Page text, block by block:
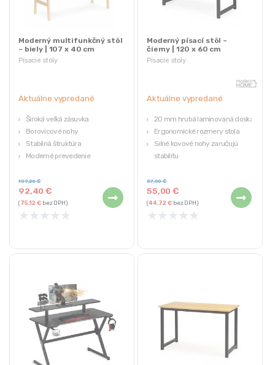
Písacie stoly
Moderný multifunkčný stôl
– biely | 107 x 40 cm
Aktuálne vypredané
Široká veľká zásuvka
Borovicové nohy
Stabilná štruktúra
Moderné prevedenie
92,40€
109,20€
(75,12€bez DPH)
★ ★ ★ ★ ★
Písacie stoly
Moderný písací stôl –
čierny | 120 x 60 cm
Aktuálne vypredané
20 mm hrubá laminovaná doska
Ergonomické rozmery stola
Silné kovové nohy zaručujú
stabilitu
55,00€
87,00€
(44,72€bez DPH)
★ ★ ★ ★ ★